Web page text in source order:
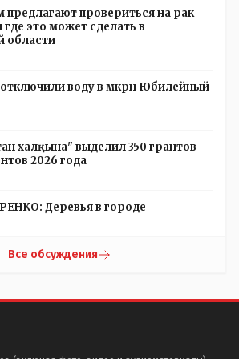
предлагают провериться на рак
где это может сделать в
области
отключили воду в мкрн Юбилейный
халқына" выделил 350 грантов
2026 года
Деревья в городе
Все обсуждения